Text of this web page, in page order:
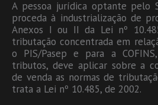
A pessoa jurídica optante pelo
proceda à industrialização de
Anexos I ou II da Lei nº
tributação concentrada em
o PIS/Pasep e para a
tributos, deve aplicar sobre a
de venda as normas de
trata a Lei nº 10.485, de 2002.